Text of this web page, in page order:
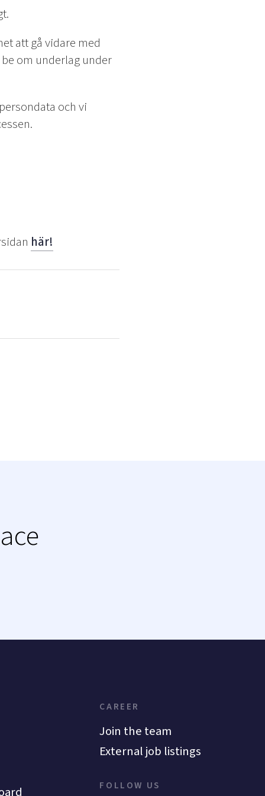
att gå vidare med
om underlag under
och vi
här!
CAREER
Join the team
External job listings
FOLLOW US